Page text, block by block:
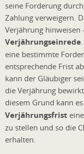
seine Forderung
Zahlung verweigern.
Verjährung hinweisen
Verjährungseinrede
eine bestimmte
entsprechende Frist
kann der Gläubiger
die Verjährung
diesem Grund kann
Verjährungsfrist
zu stellen und so die
erhalten.